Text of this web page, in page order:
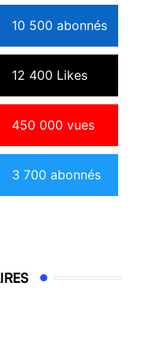
stéréotypes de
10 500 abonnés
12 400 Likes
450 000 vues
3 700 abonnés